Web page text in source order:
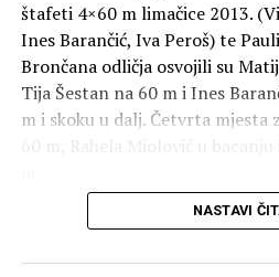
štafeti 4×60 m limačice 2013.
Ines Barančić, Iva Peroš) te
Brončana odličja osvojili su
Tija Šestan na 60 m i Ines
m i skoku u dalj. Četvrta mjesta
Uspješno su nastupili i ostali
Peroš, Kate Bajlo, Roko Magaš,
NASTAVI